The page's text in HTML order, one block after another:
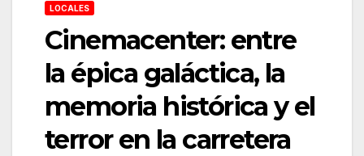
LOCALES
Cinemacenter: entre
la épica galáctica, la
memoria histórica y el
terror en la carretera